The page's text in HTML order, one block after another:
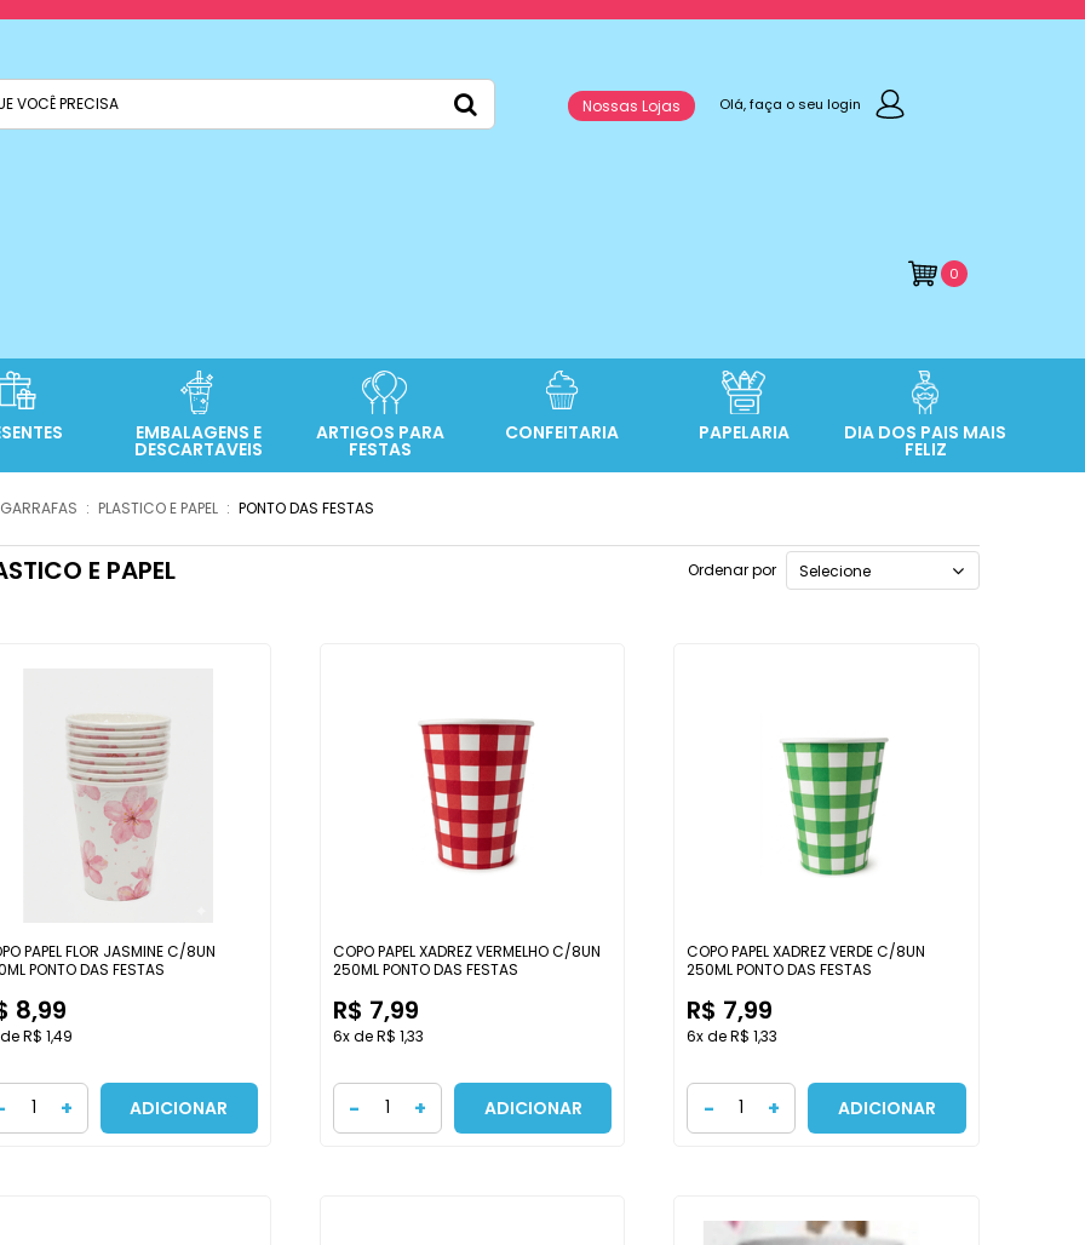
Nossas Lojas Olá, faça o seu login
0
EMBALAGENS E
DESCARTAVEIS
ARTIGOS PARA
FESTAS
CONFEITARIA PAPELARIA DIA DOS PAIS MAIS
FELIZ
PLASTICO E PAPEL PONTO DAS FESTAS
E PAPEL Ordenar por Selecione
PAPEL FLOR JASMINE C/8UN
PONTO DAS FESTAS
8,99
R$ 1,49
+ ADICIONAR
COPO PAPEL XADREZ VERMELHO C/8UN
250ML PONTO DAS FESTAS
R$ 7,99
6x de R$ 1,33
- + ADICIONAR
COPO PAPEL XADREZ VERDE C/8UN
250ML PONTO DAS FESTAS
R$ 7,99
6x de R$ 1,33
- + ADICIONAR